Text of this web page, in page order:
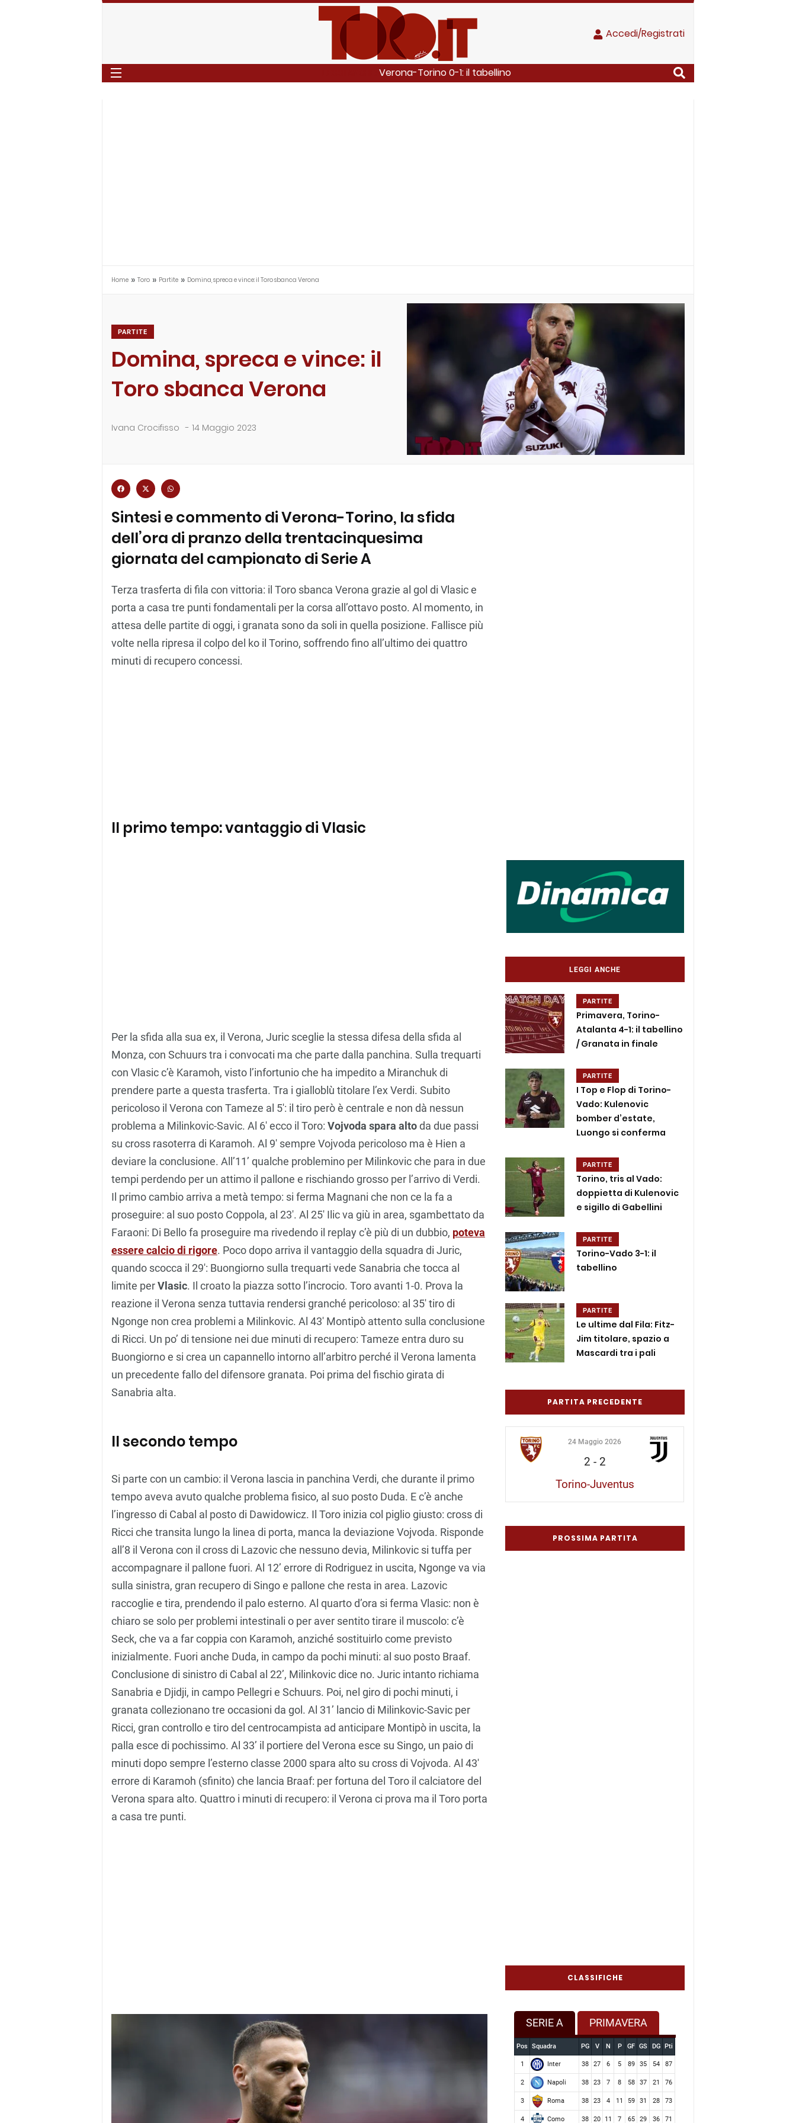
Accedi/Registrati
Verona-Torino 0-1: il tabellino
Home » Toro » Partite » Domina, spreca e vince: il Toro sbanca Verona
PARTITE
Domina, spreca e vince: il
Toro sbanca Verona
Ivana Crocifisso - 14 Maggio 2023
Sintesi e commento di Verona-Torino, la sfida
dell’ora di pranzo della trentacinquesima
giornata del campionato di Serie A
Terza trasferta di fila con vittoria: il Toro sbanca Verona grazie al gol di Vlasic e
porta a casa tre punti fondamentali per la corsa all’ottavo posto. Al momento, in
attesa delle partite di oggi, i granata sono da soli in quella posizione. Fallisce più
volte nella ripresa il colpo del ko il Torino, soffrendo fino all’ultimo dei quattro
minuti di recupero concessi.
Il primo tempo: vantaggio di Vlasic
Per la sfida alla sua ex, il Verona, Juric sceglie la stessa difesa della sfida al
Monza, con Schuurs tra i convocati ma che parte dalla panchina. Sulla trequarti
con Vlasic c’è Karamoh, visto l’infortunio che ha impedito a Miranchuk di
prendere parte a questa trasferta. Tra i gialloblù titolare l’ex Verdi. Subito
pericoloso il Verona con Tameze al 5′: il tiro però è centrale e non dà nessun
problema a Milinkovic-Savic. Al 6′ ecco il Toro: Vojvoda spara altoda due passi
su cross rasoterra di Karamoh. Al 9′ sempre Vojvoda pericoloso ma è Hien a
deviare la conclusione. All’11’ qualche problemino per Milinkovic che para in due
tempi perdendo per un attimo il pallone e rischiando grosso per l’arrivo di Verdi.
Il primo cambio arriva a metà tempo: si ferma Magnani che non ce la fa a
proseguire: al suo posto Coppola, al 23′. Al 25′ Ilic va giù in area, sgambettato da
Faraoni: Di Bello fa proseguire ma rivedendo il replay c’è più di un dubbio, poteva
essere calcio di rigore. Poco dopo arriva il vantaggio della squadra di Juric,
quando scocca il 29′: Buongiorno sulla trequarti vede Sanabria che tocca al
limite perVlasic. Il croato la piazza sotto l’incrocio. Toro avanti 1-0. Prova la
reazione il Verona senza tuttavia rendersi granché pericoloso: al 35′ tiro di
Ngonge non crea problemi a Milinkovic. Al 43′ Montipò attento sulla conclusione
di Ricci. Un po’ di tensione nei due minuti di recupero: Tameze entra duro su
Buongiorno e si crea un capannello intorno all’arbitro perché il Verona lamenta
un precedente fallo del difensore granata. Poi prima del fischio girata di
Sanabria alta.
Il secondo tempo
Si parte con un cambio: il Verona lascia in panchina Verdi, che durante il primo
tempo aveva avuto qualche problema fisico, al suo posto Duda. E c’è anche
l’ingresso di Cabal al posto di Dawidowicz. Il Toro inizia col piglio giusto: cross di
Ricci che transita lungo la linea di porta, manca la deviazione Vojvoda. Risponde
all’8 il Verona con il cross di Lazovic che nessuno devia, Milinkovic si tuffa per
accompagnare il pallone fuori. Al 12’ errore di Rodriguez in uscita, Ngonge va via
sulla sinistra, gran recupero di Singo e pallone che resta in area. Lazovic
raccoglie e tira, prendendo il palo esterno. Al quarto d’ora si ferma Vlasic: non è
chiaro se solo per problemi intestinali o per aver sentito tirare il muscolo: c’è
Seck, che va a far coppia con Karamoh, anziché sostituirlo come previsto
inizialmente. Fuori anche Duda, in campo da pochi minuti: al suo posto Braaf.
Conclusione di sinistro di Cabal al 22’, Milinkovic dice no. Juric intanto richiama
Sanabria e Djidji, in campo Pellegri e Schuurs. Poi, nel giro di pochi minuti, i
granata collezionano tre occasioni da gol. Al 31’ lancio di Milinkovic-Savic per
Ricci, gran controllo e tiro del centrocampista ad anticipare Montipò in uscita, la
palla esce di pochissimo. Al 33’ il portiere del Verona esce su Singo, un paio di
minuti dopo sempre l’esterno classe 2000 spara alto su cross di Vojvoda. Al 43′
errore di Karamoh (sfinito) che lancia Braaf: per fortuna del Toro il calciatore del
Verona spara alto. Quattro i minuti di recupero: il Verona ci prova ma il Toro porta
a casa tre punti.
LEGGI ANCHE
PARTITE
Primavera, Torino-
Atalanta 4-1: il tabellino
/ Granata in finale
PARTITE
I Top e Flop di Torino-
Vado: Kulenovic
bomber d’estate,
Luongo si conferma
PARTITE
Torino, tris al Vado:
doppietta di Kulenovic
e sigillo di Gabellini
PARTITE
Torino-Vado 3-1: il
tabellino
PARTITE
Le ultime dal Fila: Fitz-
Jim titolare, spazio a
Mascardi tra i pali
PARTITA PRECEDENTE
24 Maggio 2026
2 - 2
Torino-Juventus
PROSSIMA PARTITA
CLASSIFICHE
SERIE A PRIMAVERA
Pos Squadra PG V N P GF GS DG Pti
1 Inter 38 27 6 5 89 35 54 87
2 Napoli 38 23 7 8 58 37 21 76
3 Roma 38 23 4 11 59 31 28 73
4 Como 38 20 11 7 65 29 36 71